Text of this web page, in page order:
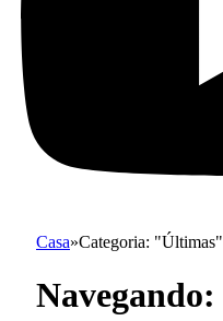
Casa»Categoria: "Últimas"
Navegando: